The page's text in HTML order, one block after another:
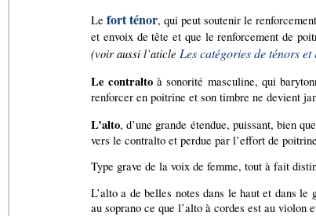
Lefort ténor, qui peut soutenir le
et envoix de tête et que le renforcement de
(voir aussi l’aticle Les catégories de ténors
Le contralto à sonorité masculine, qui
renforcer en poitrine et son timbre ne devient
L’alto, d’une grande étendue, puissant, bien
vers le contralto et perdue par l’effort de
Type grave de la voix de femme, tout à fait
L’alto a de belles notes dans le haut et dans
au soprano ce que l’alto à cordes est au violon